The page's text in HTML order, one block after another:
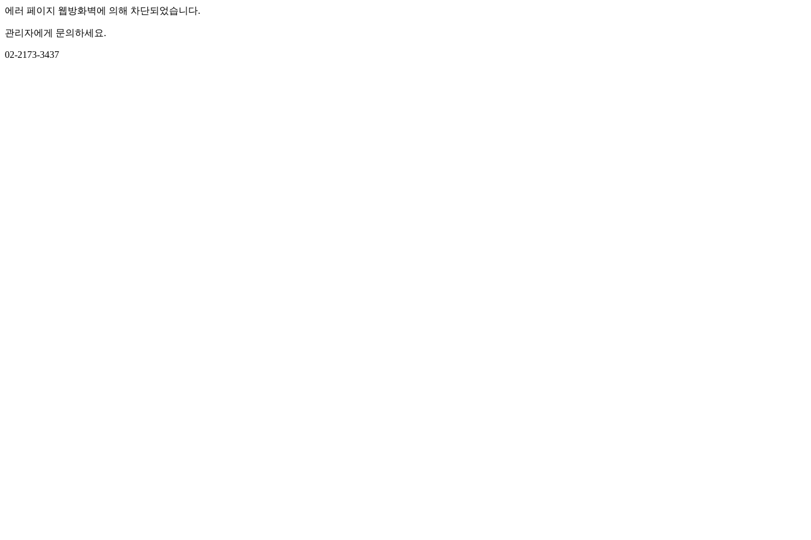
에러 페이지 웹방화벽에 의해 차단되었습니다.
관리자에게 문의하세요.
02-2173-3437